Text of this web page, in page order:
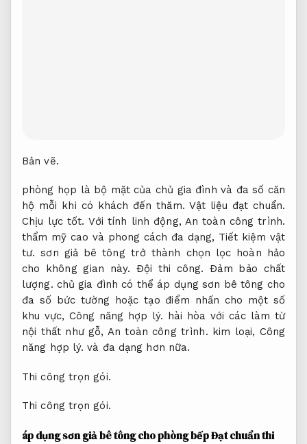
Bản vẽ.
phòng họp là bộ mặt của chủ gia đình và đa số căn
hộ mỗi khi có khách đến thăm. Vật liệu đạt chuẩn.
Chịu lực tốt. Với tính linh động, An toàn công trình.
thẩm mỹ cao và phong cách đa dạng, Tiết kiệm vật
tư. sơn giả bê tông trở thành chọn lọc hoàn hảo
cho không gian này. Đội thi công. Đảm bảo chất
lượng. chủ gia đình có thể áp dụng sơn bê tông cho
đa số bức tường hoặc tạo điểm nhấn cho một số
khu vực,Công năng hợp lý. hài hòa với các làm từ
nội thất như gỗ, An toàn công trình. kim loại, Công
năng hợp lý. và đa dạng hơn nữa.
Thi công trọn gói.
Thi công trọn gói.
áp dụng sơn giả bê tông cho phòng bếpĐạt chuẩn thi